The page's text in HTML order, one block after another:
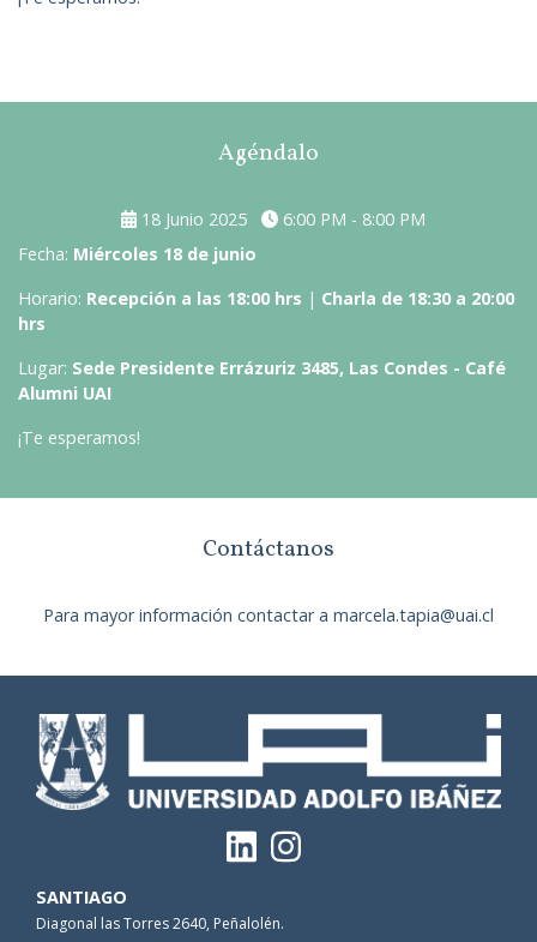
Agéndalo
18 Junio 2025
6:00 PM - 8:00 PM
Fecha: Miércoles 18 de junio
Horario: Recepción a las 18:00 hrs | Charla de 18:30 a 20:00
hrs
Lugar: Sede Presidente Errázuriz 3485, Las Condes - Café
Alumni UAI
¡Te esperamos!
Contáctanos
Para mayor información contactar a marcela.tapia@uai.cl
SANTIAGO
Diagonal las Torres 2640, Peñalolén.